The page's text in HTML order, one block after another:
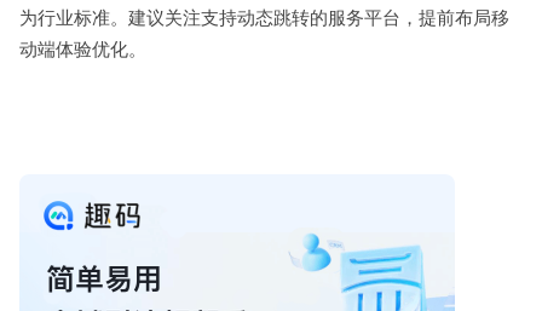
为行业标准。建议关注支持动态跳转的服务平台，提前布局移
动端体验优化。